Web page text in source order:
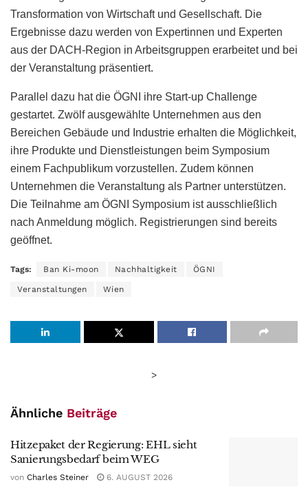
Transformation von Wirtschaft und Gesellschaft. Die
Ergebnisse dazu werden von Expertinnen und Experten
aus der DACH-Region in Arbeitsgruppen erarbeitet und bei
der Veranstaltung präsentiert.
Parallel dazu hat die ÖGNI ihre Start-up Challenge
gestartet. Zwölf ausgewählte Unternehmen aus den
Bereichen Gebäude und Industrie erhalten die Möglichkeit,
ihre Produkte und Dienstleistungen beim Symposium
einem Fachpublikum vorzustellen. Zudem können
Unternehmen die Veranstaltung als Partner unterstützen.
Die Teilnahme am ÖGNI Symposium ist ausschließlich
nach Anmeldung möglich. Registrierungen sind bereits
geöffnet.
Tags: Ban Ki-moon Nachhaltigkeit ÖGNI
Veranstaltungen Wien
>
Ähnliche Beiträge
Hitzepaket der Regierung: EHL sieht
Sanierungsbedarf beim WEG
von Charles Steiner 6. AUGUST 2026